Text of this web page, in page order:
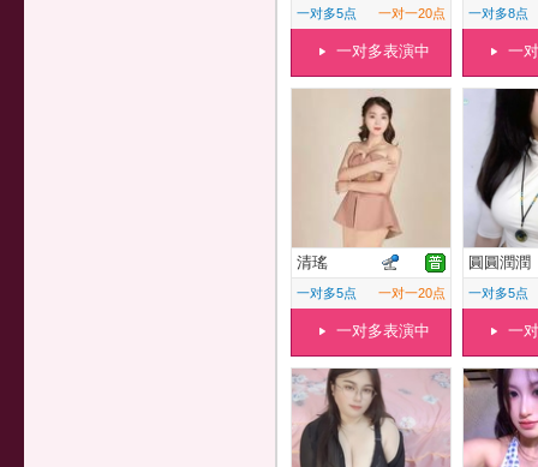
一对多5点 一对一20点
一对多表演中
一对多8点
一
清瑤
一对多5点 一对一20点
一对多表演中
圓圓潤潤
一对多5点
一